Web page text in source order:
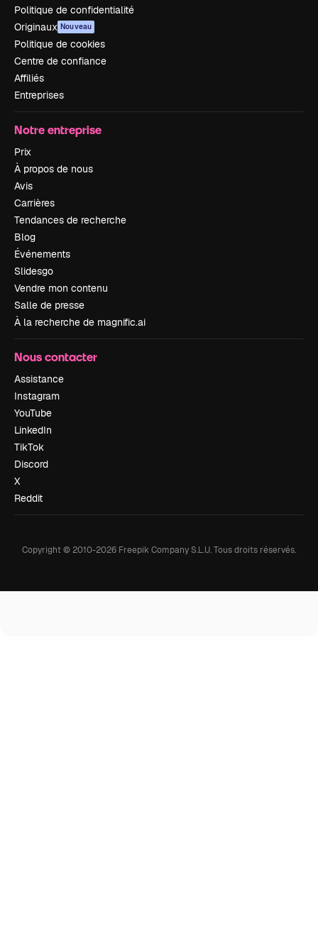
Politique de confidentialité
Originaux Nouveau
Politique de cookies
Centre de confiance
Affiliés
Entreprises
Notre entreprise
Prix
À propos de nous
Avis
Carrières
Tendances de recherche
Blog
Événements
Slidesgo
Vendre mon contenu
Salle de presse
À la recherche de magnific.ai
Nous contacter
Assistance
Instagram
YouTube
LinkedIn
TikTok
Discord
X
Reddit
Copyright © 2010-2026 Freepik Company S.L.U.Tous droits réservés.